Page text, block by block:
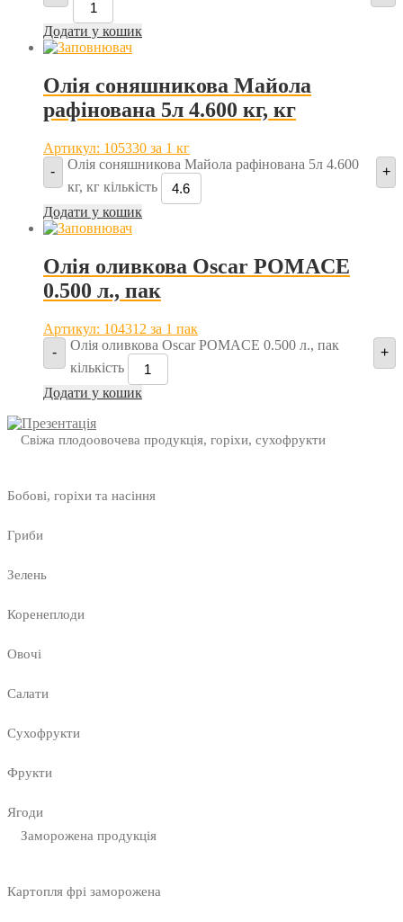
Додати у кошик
Олія соняшникова Майола
рафінована 5л 4.600 кг, кг
Артикул: 105330 за 1 кг
-
Олія соняшникова Майола рафінована 5л 4.600
кг, кг кількість
+
Додати у кошик
Олія оливкова Oscar POMACE
0.500 л., пак
Артикул: 104312 за 1 пак
-
Олія оливкова Oscar POMACE 0.500 л., пак
кількість
+
Додати у кошик
Свіжа плодоовочева продукція, горіхи, сухофрукти
Бобові, горіхи та насіння
Гриби
Зелень
Коренеплоди
Овочі
Салати
Сухофрукти
Фрукти
Ягоди
Заморожена продукція
Картопля фрі заморожена